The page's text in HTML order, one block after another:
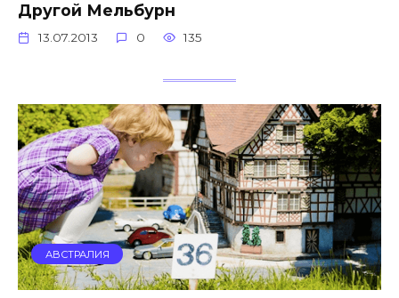
Другой Мельбурн
13.07.2013 0 135
АВСТРАЛИЯ